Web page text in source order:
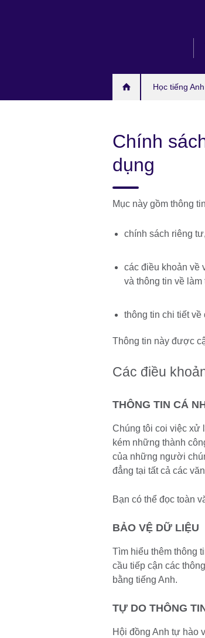
Học tiếng Anh
Chính
dụng
Mục này gồm thông
chính sách riêng
các điều khoản về
và thông tin về
thông tin chi tiết về
Thông tin này được
Các điều
THÔNG TIN CÁ
Chúng tôi coi việc xử
kém những thành
của những người
đẳng tại tất cả các
Bạn có thể đọc toàn
BẢO VỆ DỮ LIỆU
Tìm hiểu thêm thông
cầu tiếp cận các
bằng tiếng Anh.
TỰ DO THÔNG
Hội đồng Anh tự hào